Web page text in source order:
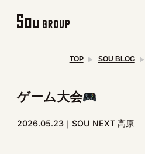
TOP SOU BLOG
ゲーム大会
2026.05.23 SOU NEXT 高原